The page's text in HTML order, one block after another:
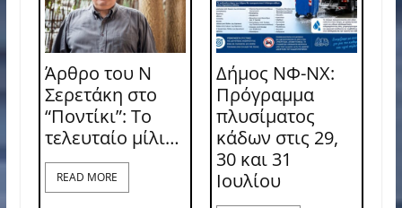
Άρθρο του Ν
Σερετάκη στο
“Ποντίκι”: Το
τελευταίο μίλι…
READ MORE
Δήμος ΝΦ-ΝΧ:
Πρόγραμμα
πλυσίματος
κάδων στις 29,
30 και 31
Ιουλίου